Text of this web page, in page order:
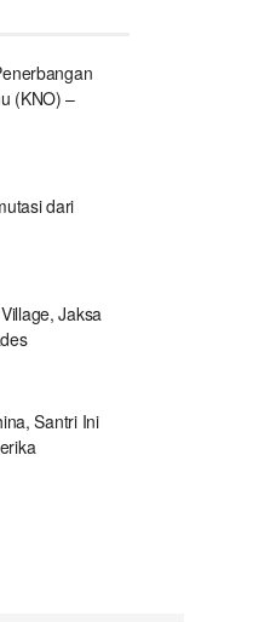
(KNO) –
dari
Jaksa
Santri Ini